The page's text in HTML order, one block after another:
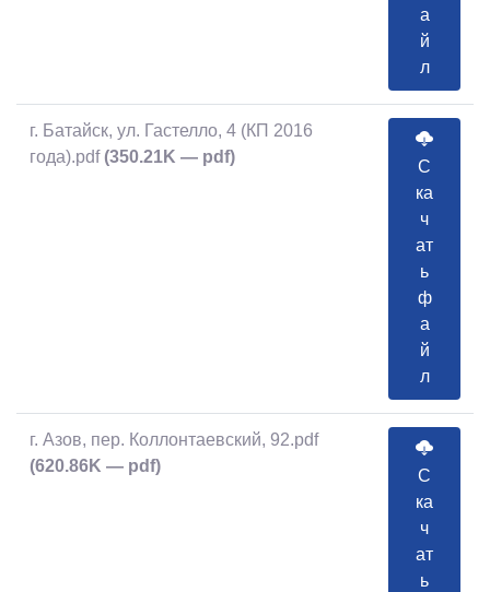
а
й
л
г. Батайск, ул. Гастелло, 4 (КП 2016
года).pdf (350.21K — pdf)
С
ка
ч
ат
ь
ф
а
й
л
г. Азов, пер. Коллонтаевский, 92.pdf
(620.86K — pdf)
С
ка
ч
ат
ь